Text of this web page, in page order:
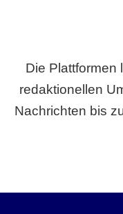
Die Plattformen
redaktionellen
Nachrichten bis